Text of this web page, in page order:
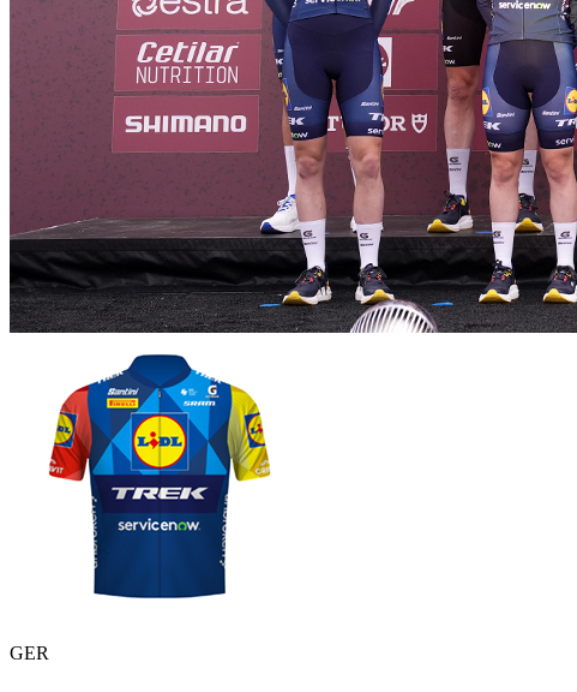
GER